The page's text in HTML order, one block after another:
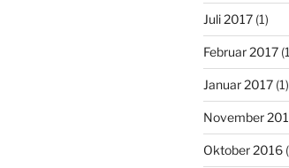
Juli 2017(1)
Februar 2017
Januar 2017(1)
November
Oktober 2016